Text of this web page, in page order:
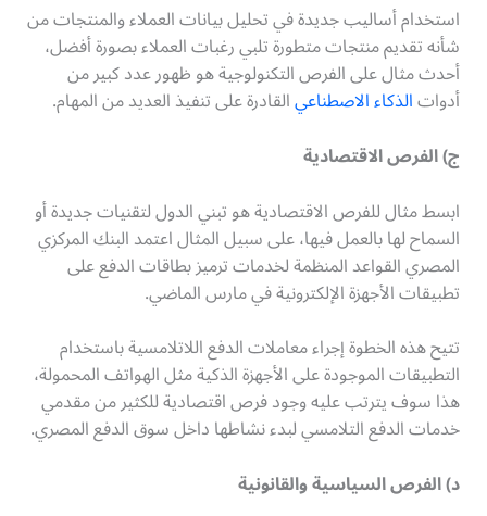
استخدام أساليب جديدة في تحليل بيانات العملاء والمنتجات من
شأنه تقديم منتجات متطورة تلبي رغبات العملاء بصورة أفضل،
أحدث مثال على الفرص التكنولوجية هو ظهور عدد كبير من
أدواتالذكاء الاصطناعيالقادرة على تنفيذ العديد من المهام.
ج) الفرص الاقتصادية
ابسط مثال للفرص الاقتصادية هو تبني الدول لتقنيات جديدة أو
السماح لها بالعمل فيها، على سبيل المثال اعتمد البنك المركزي
المصري القواعد المنظمة لخدمات ترميز بطاقات الدفع على
تطبيقات الأجهزة الإلكترونية في مارس الماضي.
تتيح هذه الخطوة إجراء معاملات الدفع اللاتلامسية باستخدام
التطبيقات الموجودة على الأجهزة الذكية مثل الهواتف المحمولة،
هذا سوف يترتب عليه وجود فرص اقتصادية للكثير من مقدمي
خدمات الدفع التلامسي لبدء نشاطها داخل سوق الدفع المصري.
د) الفرص السياسية والقانونية